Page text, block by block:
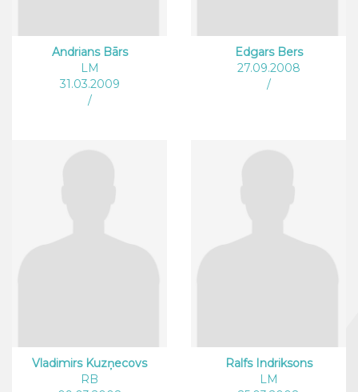
Andrians Bārs
LM
31.03.2009
/
Edgars Bers
27.09.2008
/
Vladimirs Kuzņecovs
RB
Ralfs Indriksons
LM